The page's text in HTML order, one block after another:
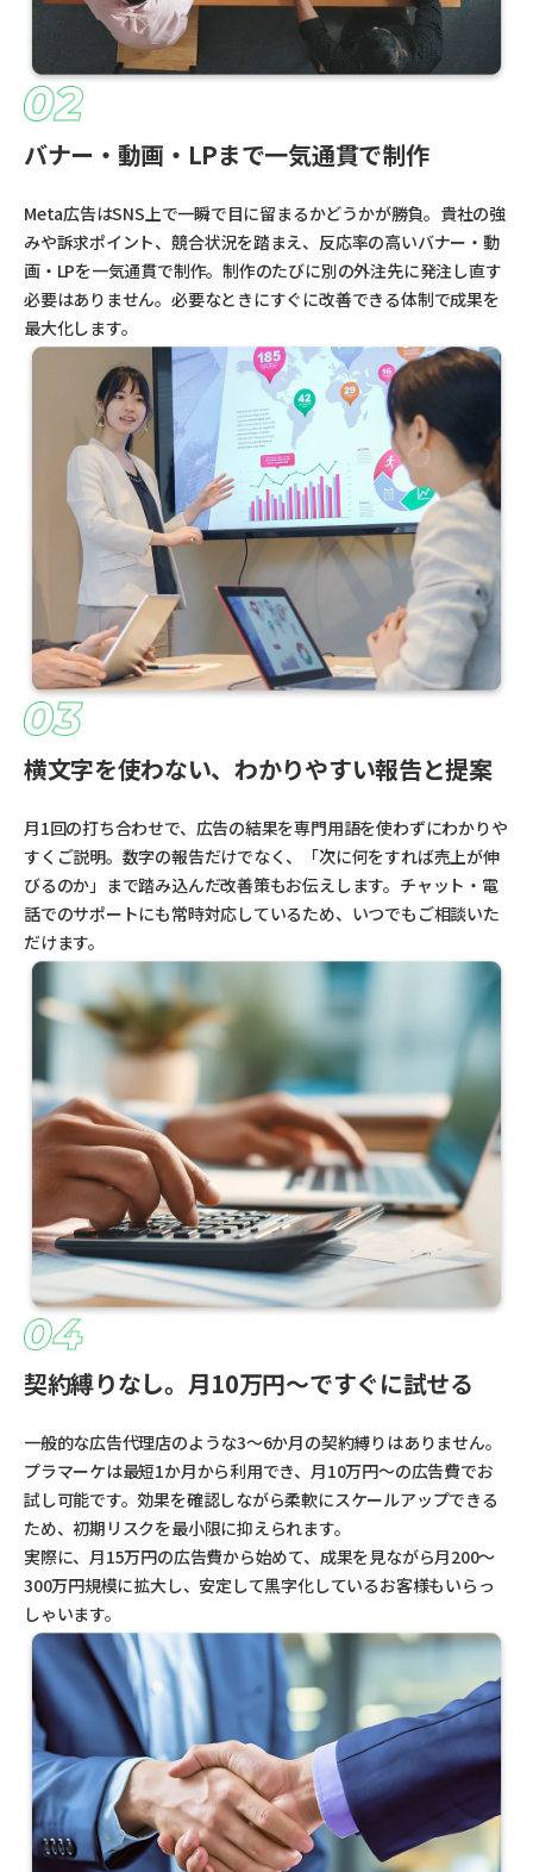
バナー・動画・LPまで一気通貫で制作
Meta広告はSNS上で一瞬で目に留まるかどうかが勝負。貴社の強
みや訴求ポイント、競合状況を踏まえ、反応率の高いバナー・動
画・LPを一気通貫で制作。制作のたびに別の外注先に発注し直す
必要はありません。必要なときにすぐに改善できる体制で成果を
最大化します。
横文字を使わない、わかりやすい報告と提案
月1回の打ち合わせで、広告の結果を専門用語を使わずにわかりや
すくご説明。数字の報告だけでなく、「次に何をすれば売上が伸
びるのか」まで踏み込んだ改善策もお伝えします。チャット・電
話でのサポートにも常時対応しているため、いつでもご相談いた
だけます。
契約縛りなし。月10万円〜ですぐに試せる
一般的な広告代理店のような3〜6か月の契約縛りはありません。
プラマーケは最短1か月から利用でき、月10万円〜の広告費でお
試し可能です。効果を確認しながら柔軟にスケールアップできる
ため、初期リスクを最小限に抑えられます。
実際に、月15万円の広告費から始めて、成果を見ながら月200〜
300万円規模に拡大し、安定して黒字化しているお客様もいらっ
しゃいます。